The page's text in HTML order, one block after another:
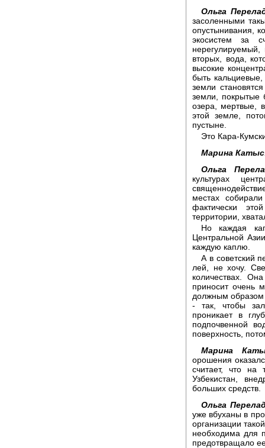
Ольга
засоленными
опустынивания,
экосистем за
вторых, вода,
высокие
быть
земли
земли, покрытые
озера, мертвые,
этой земле,
пустыне.
Это Кара-
Марина
Ольга
культурах
местах
фактически
территории,
Но каждая
Центральной
каждую каплю.
А в советский
лей, не хочу.
количествах.
приносит очень
должным образом
- так, чтобы
проникает в
подпочвенной
поверхность,
Марина
орошения
считает, что на
Узбекистан,
больших средств.
Ольга
уже вбуханы в
организации
необходима для
предотвращало